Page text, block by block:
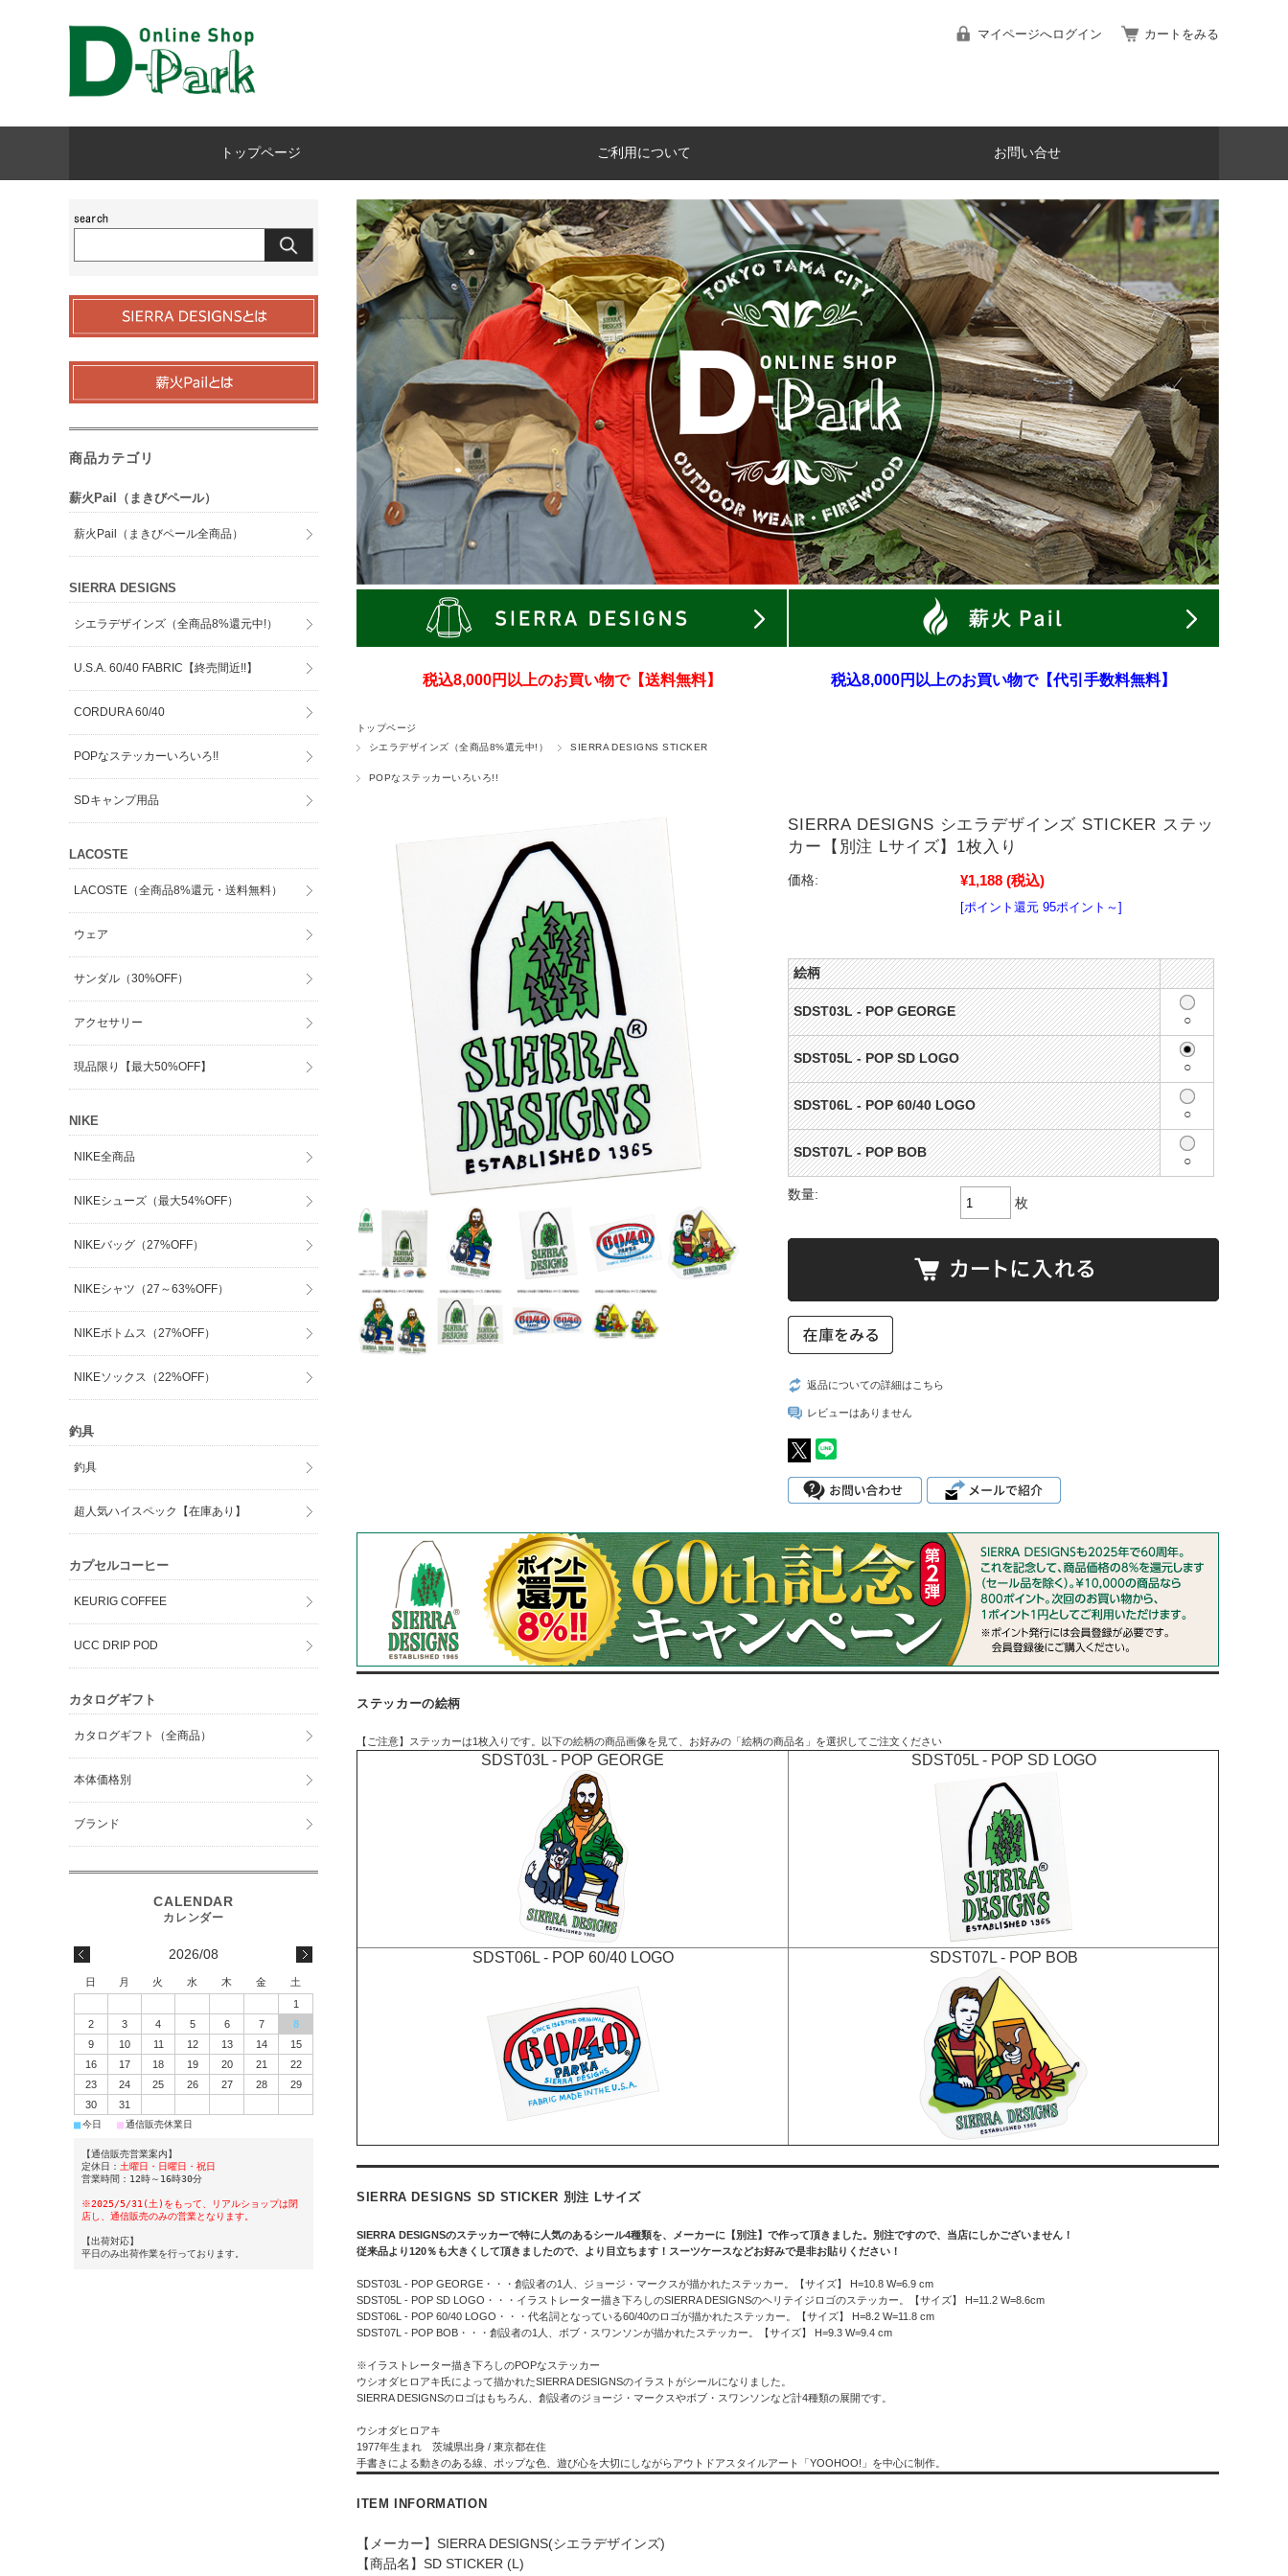
マイページへログイン カートをみる
トップページ ご利用について お問い合せ
税込8,000円以上のお買い物で【送料無料】 税込8,000円以上のお買い物で【代引手数料無料】
トップページ
シエラデザインズ（全商品8%還元中!）
SIERRA DESIGNS STICKER
POPなステッカーいろいろ!!
SIERRA DESIGNS シエラデザインズ STICKER ステッ
カー【別注 Lサイズ】1枚入り
価格: ¥1,188 (税込)
[ポイント還元 95ポイント～]
絵柄
SDST03L - POP GEORGE
○
SDST05L - POP SD LOGO
○
SDST06L - POP 60/40 LOGO
○
SDST07L - POP BOB
○
数量:
枚
返品についての詳細はこちら
レビューはありません
ステッカーの絵柄
【ご注意】ステッカーは1枚入りです。以下の絵柄の商品画像を見て、お好みの「絵柄の商品名」を選択してご注文ください
SDST03L - POP GEORGE SDST05L - POP SD LOGO
SDST06L - POP 60/40 LOGO SDST07L - POP BOB
SIERRA DESIGNS SD STICKER 別注 Lサイズ
SIERRA DESIGNSのステッカーで特に人気のあるシール4種類を、メーカーに【別注】で作って頂きました。別注ですので、当店にしかございません！
従来品より120％も大きくして頂きましたので、より目立ちます！スーツケースなどお好みで是非お貼りください！
SDST03L - POP GEORGE・・・創設者の1人、ジョージ・マークスが描かれたステッカー。【サイズ】 H=10.8 W=6.9 cm
SDST05L - POP SD LOGO・・・イラストレーター描き下ろしのSIERRA DESIGNSのヘリテイジロゴのステッカー。【サイズ】 H=11.2 W=8.6cm
SDST06L - POP 60/40 LOGO・・・代名詞となっている60/40のロゴが描かれたステッカー。【サイズ】 H=8.2 W=11.8 cm
SDST07L - POP BOB・・・創設者の1人、ボブ・スワンソンが描かれたステッカー。【サイズ】 H=9.3 W=9.4 cm
※イラストレーター描き下ろしのPOPなステッカー
ウシオダヒロアキ氏によって描かれたSIERRA DESIGNSのイラストがシールになりました。
SIERRA DESIGNSのロゴはもちろん、創設者のジョージ・マークスやボブ・スワンソンなど計4種類の展開です。
ウシオダヒロアキ
1977年生まれ 茨城県出身 / 東京都在住
手書きによる動きのある線、ポップな色、遊び心を大切にしながらアウトドアスタイルアート「YOOHOO!」を中心に制作。
ITEM INFORMATION
【メーカー】SIERRA DESIGNS(シエラデザインズ)
【商品名】SD STICKER (L)
商品カテゴリ
薪火Pail（まきびペール）
薪火Pail（まきびペール全商品）
SIERRA DESIGNS
シエラデザインズ（全商品8%還元中!）
U.S.A. 60/40 FABRIC【終売間近!!】
CORDURA 60/40
POPなステッカーいろいろ!!
SDキャンプ用品
LACOSTE
LACOSTE（全商品8%還元・送料無料）
ウェア
サンダル（30%OFF）
アクセサリー
現品限り【最大50%OFF】
NIKE
NIKE全商品
NIKEシューズ（最大54%OFF）
NIKEバッグ（27%OFF）
NIKEシャツ（27～63%OFF）
NIKEボトムス（27%OFF）
NIKEソックス（22%OFF）
釣具
釣具
超人気ハイスペック【在庫あり】
カプセルコーヒー
KEURIG COFFEE
UCC DRIP POD
カタログギフト
カタログギフト（全商品）
本体価格別
ブランド
2026/08
日 月 火 水 木 金
土
1
2
3 4 5 6 7
8
9
10 11 12 13 14
15
16
17 18 19 20 21
22
23
24 25 26 27 28
29
30
31
■今日 ■通信販売休業日
【通信販売営業案内】
定休日： 土曜日・日曜日・祝日
営業時間：12時～16時30分
※2025/5/31(土)をもって、リアルショップは閉
店し、通信販売のみの営業となります。
【出荷対応】
平日のみ出荷作業を行っております。